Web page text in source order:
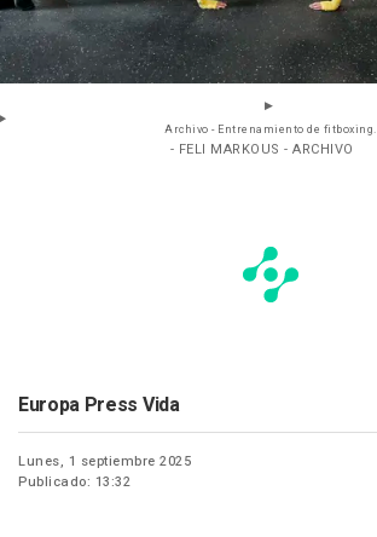
Archivo - Entrenamiento de fitboxing.
- FELI MARKOUS - ARCHIVO
Europa Press Vida
Lunes, 1 septiembre 2025
Publicado: 13:32